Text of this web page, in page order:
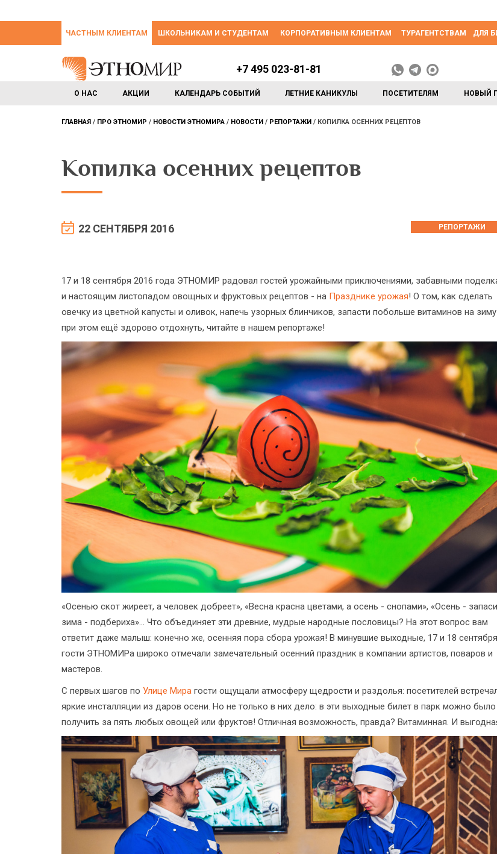
ЧАСТНЫМ КЛИЕНТАМ ШКОЛЬНИКАМ И СТУДЕНТАМ КОРПОРАТИВНЫМ КЛИЕНТАМ ТУРАГЕНТСТВАМ ДЛЯ
О НАС АКЦИИ КАЛЕНДАРЬ СОБЫТИЙ ЛЕТНИЕ КАНИКУЛЫ ПОСЕТИТЕЛЯМ НОВЫЙ
+7 495 023-81-81
ГЛАВНАЯ ПРО ЭТНОМИР НОВОСТИ ЭТНОМИРА НОВОСТИ РЕПОРТАЖИ КОПИЛКА ОСЕННИХ РЕЦЕПТОВ
Копилка осенних рецептов
22 СЕНТЯБРЯ 2016 РЕПОРТАЖИ
17 и 18 сентября 2016 года ЭТНОМИР радовал гостей урожайными приключениями, забавными
и настоящим листопадом овощных и фруктовых рецептов - на Празднике урожая! О том, как сделать
овечку из цветной капусты и оливок, напечь узорных блинчиков, запасти побольше витаминов на
при этом ещё здорово отдохнуть, читайте в нашем репортаже!
«Осенью скот жиреет, а человек добреет», «Весна красна цветами, а осень - снопами», «Осень -
зима - подбериха»… Что объединяет эти древние, мудрые народные пословицы? На этот вопрос вам
ответит даже малыш: конечно же, осенняя пора сбора урожая! В минувшие выходные, 17 и 18
гости ЭТНОМИРа широко отмечали замечательный осенний праздник в компании артистов, поваров и
мастеров.
С первых шагов по Улице Мира гости ощущали атмосферу щедрости и раздолья: посетителей
яркие инсталляции из даров осени. Но не только в них дело: в эти выходные билет в парк можно было
получить за пять любых овощей или фруктов! Отличная возможность, правда? Витаминная. И